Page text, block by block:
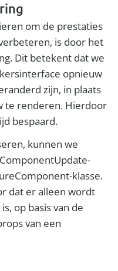
om de prestaties
is door het
Dit betekent dat we
opnieuw
zijn, in plaats
te renderen. Hierdoor
bespaard.
kunnen we
klasse.
dat er alleen wordt
op basis van de
van een